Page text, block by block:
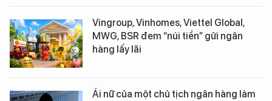
Vingroup, Vinhomes, Viettel Global,
MWG, BSR đem “núi tiền” gửi ngân
hàng lấy lãi
Ái nữ của một chủ tịch ngân hàng làm